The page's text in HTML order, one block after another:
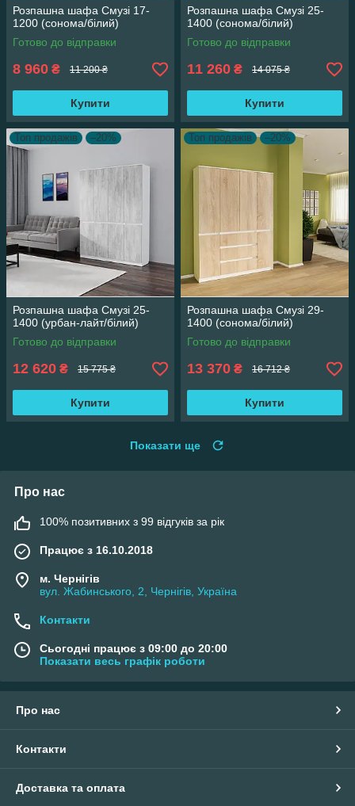
Розпашна шафа Смузі 17-
1200 (сонома/білий)
Готово до відправки
8 960 ₴ 11 200 ₴
Купити
Розпашна шафа Смузі 25-
1400 (сонома/білий)
Готово до відправки
11 260 ₴ 14 075 ₴
Купити
Топ продажів –20%
Розпашна шафа Смузі 25-
1400 (урбан-лайт/білий)
Готово до відправки
12 620 ₴ 15 775 ₴
Купити
Топ продажів –20%
Розпашна шафа Смузі 29-
1400 (сонома/білий)
Готово до відправки
13 370 ₴ 16 712 ₴
Купити
Показати ще
Про нас
100% позитивних з 99 відгуків за рік
Працює з 16.10.2018
м. Чернігів
вул. Жабинського, 2, Чернігів, Україна
Контакти
Сьогодні працює з 09:00 до 20:00
Показати весь графік роботи
Про нас
Контакти
Доставка та оплата